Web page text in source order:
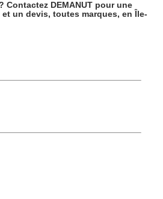
Contactez DEMANUT pour une
un devis, toutes marques, en Île-